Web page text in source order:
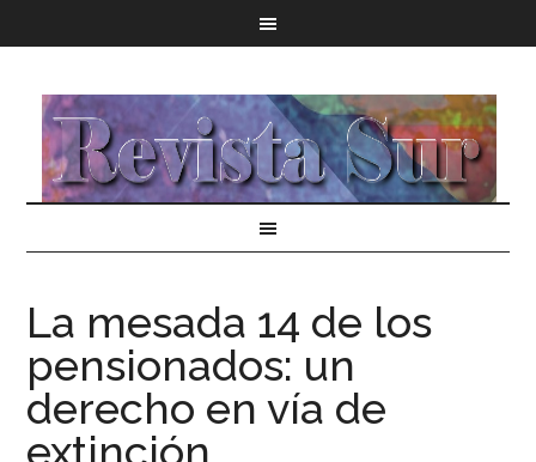
La mesada 14 de los
pensionados: un
derecho en vía de
extinción